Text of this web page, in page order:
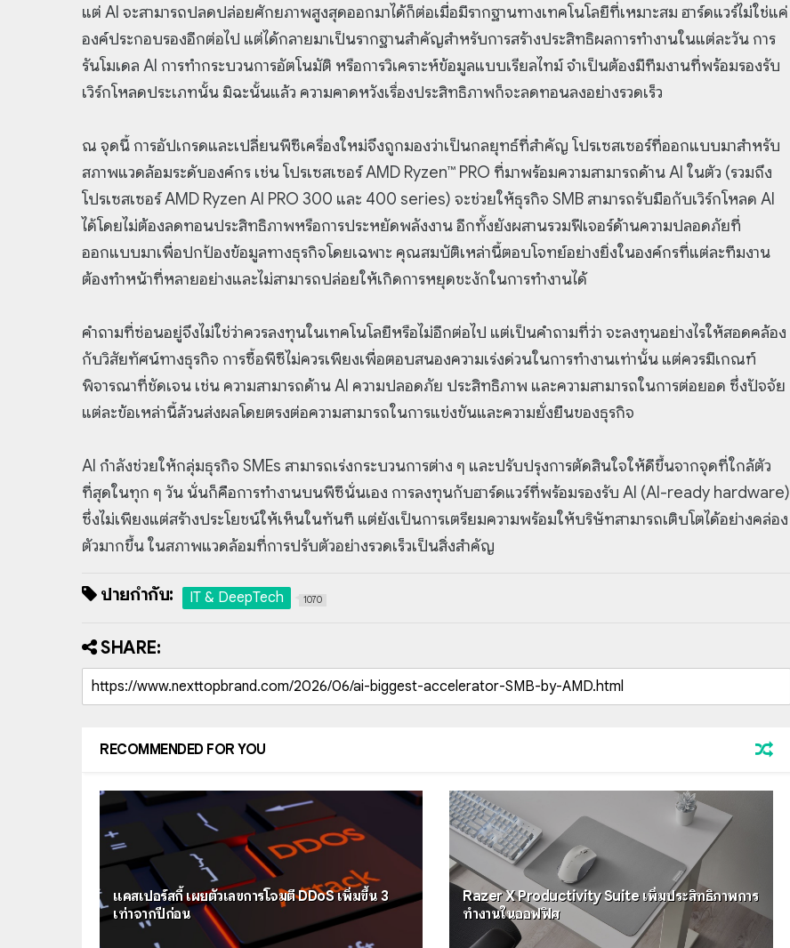
แต่ AI จะสามารถปลดปล่อยศักยภาพสูงสุดออกมาได้ก็ต่อเมื่อมีรากฐานทางเทคโนโลยีที่เหมาะสม ฮาร์ดแวร์ไม่ใช่แค่
องค์ประกอบรองอีกต่อไป แต่ได้กลายมาเป็นรากฐานสำคัญสำหรับการสร้างประสิทธิผลการทำงานในแต่ละวัน การ
รันโมเดล AI การทำกระบวนการอัตโนมัติ หรือการวิเคราะห์ข้อมูลแบบเรียลไทม์ จำเป็นต้องมีทีมงานที่พร้อมรองรับ
เวิร์กโหลดประเภทนั้น มิฉะนั้นแล้ว ความคาดหวังเรื่องประสิทธิภาพก็จะลดทอนลงอย่างรวดเร็ว
ณ จุดนี้ การอัปเกรดและเปลี่ยนพีซีเครื่องใหม่จึงถูกมองว่าเป็นกลยุทธ์ที่สำคัญ โปรเซสเซอร์ที่ออกแบบมาสำหรับ
สภาพแวดล้อมระดับองค์กร เช่น โปรเซสเซอร์ AMD Ryzen™ PRO ที่มาพร้อมความสามารถด้าน AI ในตัว (รวมถึง
โปรเซสเซอร์ AMD Ryzen AI PRO 300 และ 400 series) จะช่วยให้ธุรกิจ SMB สามารถรับมือกับเวิร์กโหลด AI
ได้โดยไม่ต้องลดทอนประสิทธิภาพหรือการประหยัดพลังงาน อีกทั้งยังผสานรวมฟีเจอร์ด้านความปลอดภัยที่
ออกแบบมาเพื่อปกป้องข้อมูลทางธุรกิจโดยเฉพาะ คุณสมบัติเหล่านี้ตอบโจทย์อย่างยิ่งในองค์กรที่แต่ละทีมงาน
ต้องทำหน้าที่หลายอย่างและไม่สามารถปล่อยให้เกิดการหยุดชะงักในการทำงานได้
คำถามที่ซ่อนอยู่จึงไม่ใช่ว่าควรลงทุนในเทคโนโลยีหรือไม่อีกต่อไป แต่เป็นคำถามที่ว่า จะลงทุนอย่างไรให้สอดคล้อง
กับวิสัยทัศน์ทางธุรกิจ การซื้อพีซีไม่ควรเพียงเพื่อตอบสนองความเร่งด่วนในการทำงานเท่านั้น แต่ควรมีเกณฑ์
พิจารณาที่ชัดเจน เช่น ความสามารถด้าน AI ความปลอดภัย ประสิทธิภาพ และความสามารถในการต่อยอด ซึ่งปัจจัย
แต่ละข้อเหล่านี้ล้วนส่งผลโดยตรงต่อความสามารถในการแข่งขันและความยั่งยืนของธุรกิจ
AI กำลังช่วยให้กลุ่มธุรกิจ SMEs สามารถเร่งกระบวนการต่าง ๆ และปรับปรุงการตัดสินใจให้ดีขึ้นจากจุดที่ใกล้ตัว
ที่สุดในทุก ๆ วัน นั่นก็คือการทำงานบนพีซีนั่นเอง การลงทุนกับฮาร์ดแวร์ที่พร้อมรองรับ AI (AI-ready hardware)
ซึ่งไม่เพียงแต่สร้างประโยชน์ให้เห็นในทันที แต่ยังเป็นการเตรียมความพร้อมให้บริษัทสามารถเติบโตได้อย่างคล่อง
ตัวมากขึ้น ในสภาพแวดล้อมที่การปรับตัวอย่างรวดเร็วเป็นสิ่งสำคัญ
ป้ายกำกับ: IT & DeepTech 1070
SHARE:
RECOMMENDED FOR YOU
แคสเปอร์สกี้ เผยตัวเลขการโจมตี DDoS เพิ่มขึ้น 3
เท่าจากปีก่อน
Razer X Productivity Suite เพิ่มประสิทธิภาพการ
ทำงานในออฟฟิศ